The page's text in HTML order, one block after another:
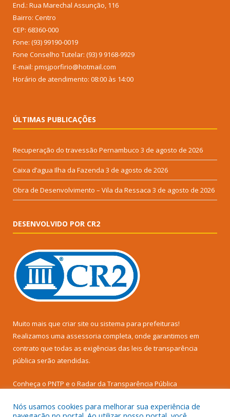
End.: Rua Marechal Assunção, 116
Bairro: Centro
CEP: 68360-000
Fone: (93) 99190-0019
Fone Conselho Tutelar: (93) 9 9168-9929
E-mail: pmsjporfirio@hotmail.com
Horário de atendimento: 08:00 às 14:00
ÚLTIMAS PUBLICAÇÕES
Recuperação do travessão Pernambuco 3 de agosto de 2026
Caixa d’agua Ilha da Fazenda 3 de agosto de 2026
Obra de Desenvolvimento – Vila da Ressaca 3 de agosto de 2026
DESENVOLVIDO POR CR2
Muito mais que criar site ou sistema para prefeituras!
Realizamos uma assessoria completa, onde garantimos em
contrato que todas as exigências das leis de transparência
pública serão atendidas.
Conheça o PNTP e o Radar da Transparência Pública
Nós usamos cookies para melhorar sua experiência de